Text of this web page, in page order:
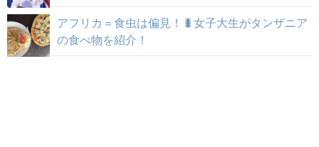
アフリカ＝食虫は偏見！🐛女子大生がタンザニア
の食べ物を紹介！